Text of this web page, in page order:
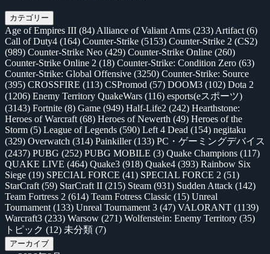
カテゴリー
Age of Empires III (84) Alliance of Valiant Arms (233) Artifact (6)
Call of Duty4 (164) Counter-Strike (5153) Counter-Strike 2 (CS2)
(989) Counter-Strike Neo (429) Counter-Strike Online (260)
Counter-Strike Online 2 (18) Counter-Strike: Condition Zero (63)
Counter-Strike: Global Offensive (3250) Counter-Strike: Source
(395) CROSSFIRE (113) CSPromod (57) DOOM3 (102) Dota 2
(1206) Enemy Territory QuakeWars (116) esports(eスポーツ)
(3143) Fortnite (8) Game (949) Half-Life2 (242) Hearthstone:
Heroes of Warcraft (68) Heroes of Newerth (49) Heroes of the
Storm (5) League of Legends (590) Left 4 Dead (154) negitaku
(329) Overwatch (314) Painkiller(133) PC・ゲーミングデバイス
(2437) PUBG (252) PUBG MOBILE (3) Quake Champions (117)
QUAKE LIVE (464) Quake3 (918) Quake4 (393) Rainbow Six
Siege (19) SPECIAL FORCE (41) SPECIAL FORCE 2 (51)
StarCraft (59) StarCraft II (215) Steam (931) Sudden Attack (142)
Team Fortress 2 (614) Team Fotress Classic (15) Unreal
Tournament (133) Unreal Tournament 3 (47) VALORANT (1139)
Warcraft3 (233) Warsow (271) Wolfenstein: Enemy Territory (35)
トピック (12) 未分類 (7)
アーカイブ